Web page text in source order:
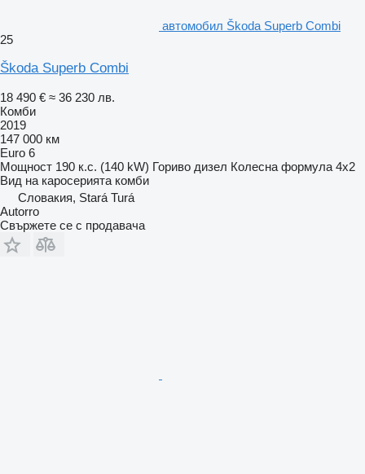
автомобил Škoda Superb Combi
25
Škoda Superb Combi
18 490 € ≈ 36 230 лв.
Комби
2019
147 000 км
Euro 6
Мощност 190 к.с. (140 kW) Гориво дизел Колесна формула 4x2
Вид на каросерията комби
Словакия, Stará Turá
Autorro
Свържете се с продавача